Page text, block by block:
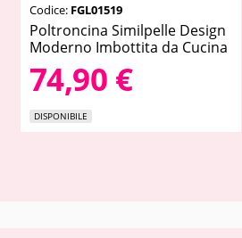
Codice: FGL01519
Poltroncina Similpelle Design
Moderno Imbottita da Cucina
74,90 €
DISPONIBILE